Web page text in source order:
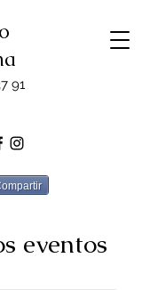
91
eventos